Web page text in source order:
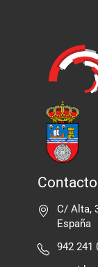
Contacto
C/ Alta,
España
942 241